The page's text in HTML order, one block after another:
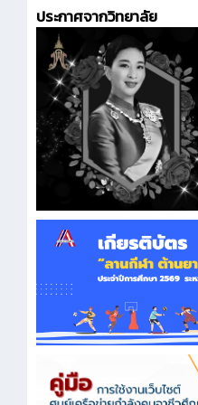
ประกาศจากวิทยาลัย